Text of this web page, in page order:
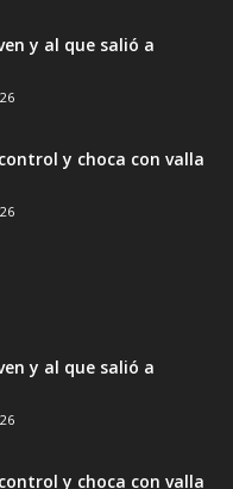
y al que salió a
y choca con valla
y al que salió a
y choca con valla